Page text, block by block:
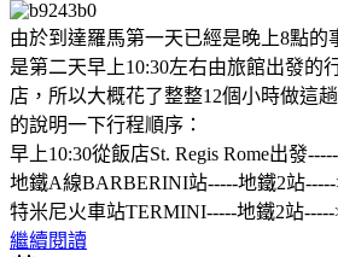
由於到達羅馬第一天已經是晚上8點的
是第二天早上10:30左右由旅館出發的
店，所以大概花了整整12個小時做這
的說明一下行程順序：
早上10:30從飯店St. Regis Rome出發
地鐵A線BARBERINI站-----地鐵2站
特米尼火車站TERMINI-----地鐵2站-----
繼續閱讀